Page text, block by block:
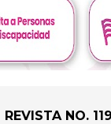
REVISTA NO. 119